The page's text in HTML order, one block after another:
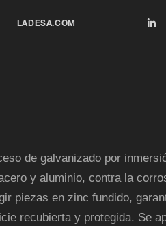
LADESA.COM
de galvanizado por
y aluminio, contra la
piezas en zinc fundido,
recubierta y protegida. Se